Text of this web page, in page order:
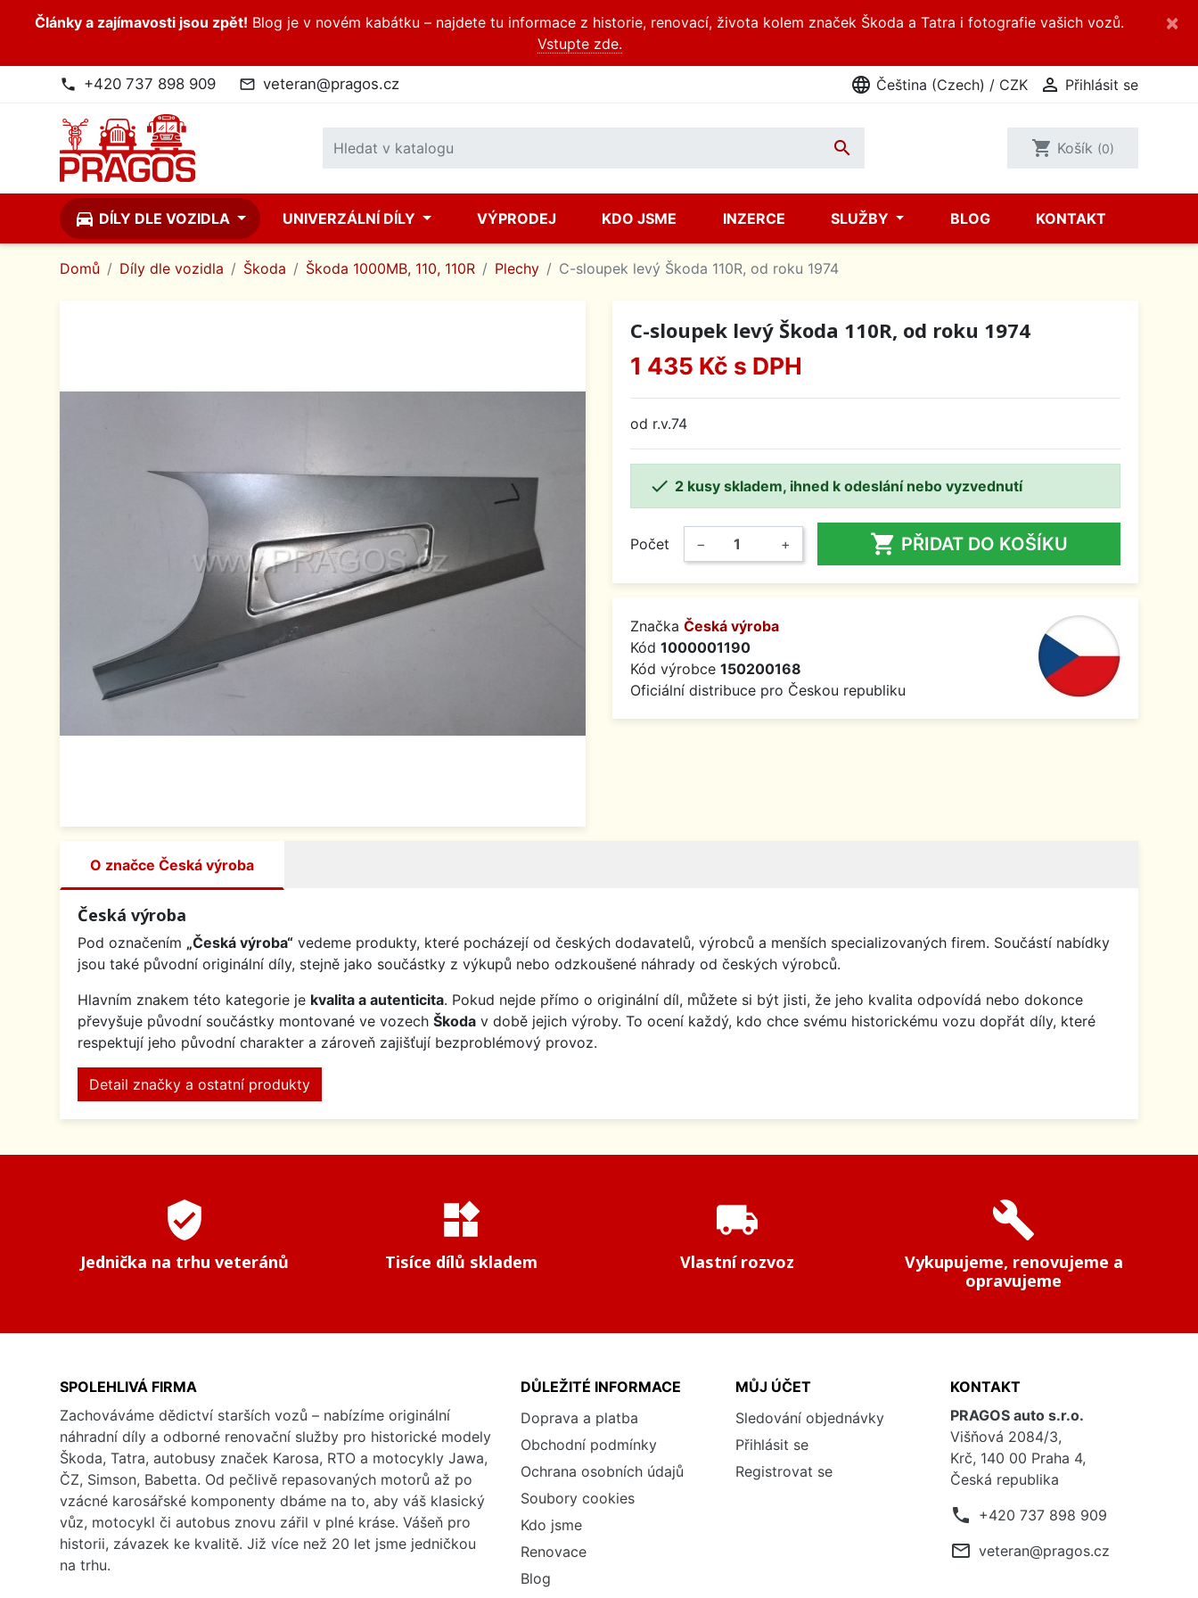
Články a zajímavosti jsou zpět! Blog je v novém kabátku – najdete tu informace z historie, renovací, života kolem značek Škoda a Tatra i fotografie vašich vozů.
Vstupte zde.
×
phone +420 737 898 909 mail_outline veteran@pragos.cz language Čeština (Czech) / CZK  Přihlásit se
 shopping_cart Košík (0)
directions_car DÍLY DLE VOZIDLA UNIVERZÁLNÍ DÍLY VÝPRODEJ KDO JSME INZERCE SLUŽBY BLOG KONTAKT
Domů Díly dle vozidla Škoda Škoda 1000MB, 110, 110R Plechy C-sloupek levý Škoda 110R, od roku 1974
C-sloupek levý Škoda 110R, od roku 1974
1 435 Kč s DPH
od r.v.74
 2 kusy skladem, ihned k odeslání nebo vyzvednutí
Počet − +  PŘIDAT DO KOŠÍKU
Značka Česká výroba
Kód 1000001190
Kód výrobce 150200168
Oficiální distribuce pro Českou republiku
O značce Česká výroba
Česká výroba
Pod označením „Česká výroba“ vedeme produkty, které pocházejí od českých dodavatelů, výrobců a menších specializovaných firem. Součástí nabídky
jsou také původní originální díly, stejně jako součástky z výkupů nebo odzkoušené náhrady od českých výrobců.
Hlavním znakem této kategorie je kvalita a autenticita. Pokud nejde přímo o originální díl, můžete si být jisti, že jeho kvalita odpovídá nebo dokonce
převyšuje původní součástky montované ve vozech Škoda v době jejich výroby. To ocení každý, kdo chce svému historickému vozu dopřát díly, které
respektují jeho původní charakter a zároveň zajišťují bezproblémový provoz.
Detail značky a ostatní produkty
verified_user
Jednička na trhu veteránů
widgets
Tisíce dílů skladem
local_shipping
Vlastní rozvoz
build
Vykupujeme, renovujeme a
opravujeme
SPOLEHLIVÁ FIRMA
Zachováváme dědictví starších vozů – nabízíme originální
náhradní díly a odborné renovační služby pro historické modely
Škoda, Tatra, autobusy značek Karosa, RTO a motocykly Jawa,
ČZ, Simson, Babetta. Od pečlivě repasovaných motorů až po
vzácné karosářské komponenty dbáme na to, aby váš klasický
vůz, motocykl či autobus znovu zářil v plné kráse. Vášeň pro
historii, závazek ke kvalitě. Již více než 20 let jsme jedničkou
na trhu.
DŮLEŽITÉ INFORMACE
Doprava a platba
Obchodní podmínky
Ochrana osobních údajů
Soubory cookies
Kdo jsme
Renovace
Blog
MŮJ ÚČET
Sledování objednávky
Přihlásit se
Registrovat se
KONTAKT
PRAGOS auto s.r.o.
Višňová 2084/3,
Krč, 140 00 Praha 4,
Česká republika
phone +420 737 898 909
mail_outline veteran@pragos.cz